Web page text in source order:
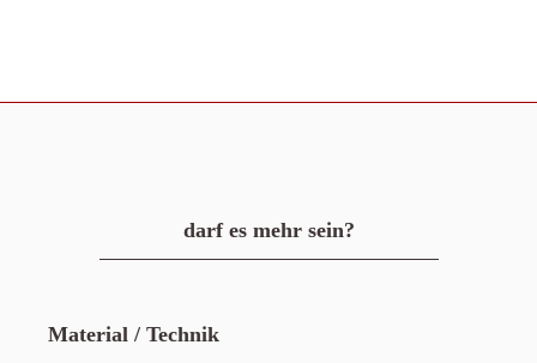
darf es mehr sein?
Material / Technik